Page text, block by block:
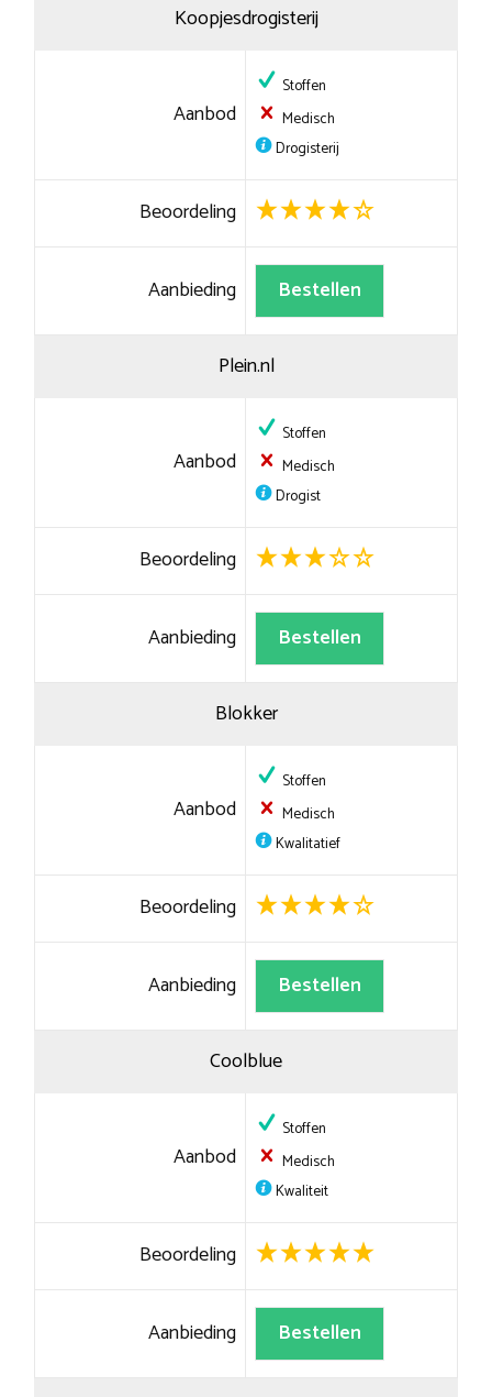
Koopjesdrogisterij
Aanbod
Stoffen
Medisch
Drogisterij
Beoordeling
Aanbieding Bestellen
Plein.nl
Aanbod
Stoffen
Medisch
Drogist
Beoordeling
Aanbieding Bestellen
Blokker
Aanbod
Stoffen
Medisch
Kwalitatief
Beoordeling
Aanbieding Bestellen
Coolblue
Aanbod
Stoffen
Medisch
Kwaliteit
Beoordeling
Aanbieding Bestellen